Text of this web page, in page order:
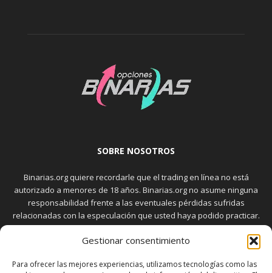
Gestionar consentimiento
Para ofrecer las mejores experiencias, utilizamos tecnologías como las
SOBRE NOSOTROS
Binarias.org quiere recordarle que el trading en línea no está
autorizado a menores de 18 años. Binarias.org no asume ninguna
responsabilidad frente a las eventuales pérdidas sufridas
relacionadas con la especulación que usted haya podido practicar.
El trading en el mercado de opciones binarias implica riesgos
elevados. Usted debe conocer y aceptar estos riesgos, que
transacciones bursátiles.